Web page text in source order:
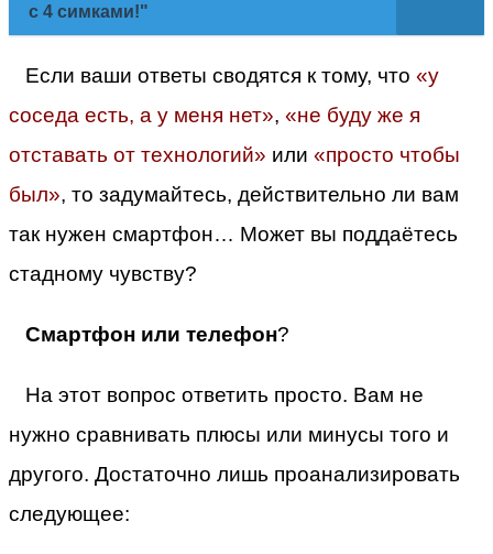
с 4 симками!"
Если ваши ответы сводятся к тому, что «у
соседа есть, а у меня нет», «не буду же я
отставать от технологий» или «просто чтобы
был», то задумайтесь, действительно ли вам
так нужен смартфон… Может вы поддаётесь
стадному чувству?
Смартфон или телефон?
На этот вопрос ответить просто. Вам не
нужно сравнивать плюсы или минусы того и
другого. Достаточно лишь проанализировать
следующее: